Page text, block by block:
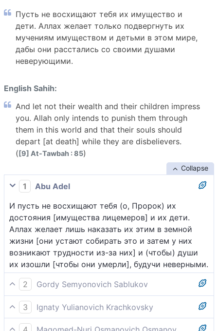
Пусть не восхищают тебя их имущество и
дети. Аллах желает только подвергнуть их
мучениям имуществом и детьми в этом мире,
дабы они расстались со своими душами
неверующими.
English Sahih:
And let not their wealth and their children impress
you. Allah only intends to punish them through
them in this world and that their souls should
depart [at death] while they are disbelievers.
([9] At-Tawbah : 85)
Collapse
1
Abu Adel
И пусть не восхищают тебя (о, Пророк) их
достояния [имущества лицемеров] и их дети.
Аллах желает лишь наказать их этим в земной
жизни [они устают собирать это и затем у них
возникают трудности из-за них] и (чтобы) души
их изошли [чтобы они умерли], будучи неверными.
2
Gordy Semyonovich Sablukov
Да не удивляет тебя ни богатство их, ни дети их:
ими Бог хочет только наказать их в здешней
жизни, только того, чтобы они и издохли
3
Ignaty Yulianovich Krachkovsky
Пусть тебя не восхищают их имущества и дети.